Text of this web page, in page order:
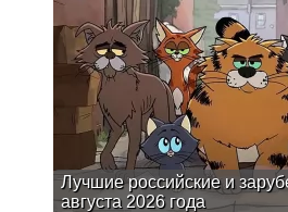
Лучшие российские и
августа 2026 года